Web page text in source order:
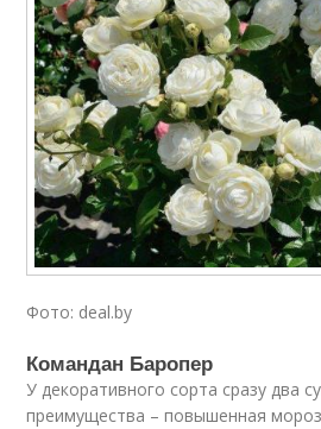
Фото: deal.by
Командан Баропер
У декоративного сорта сразу два
преимущества – повышенная